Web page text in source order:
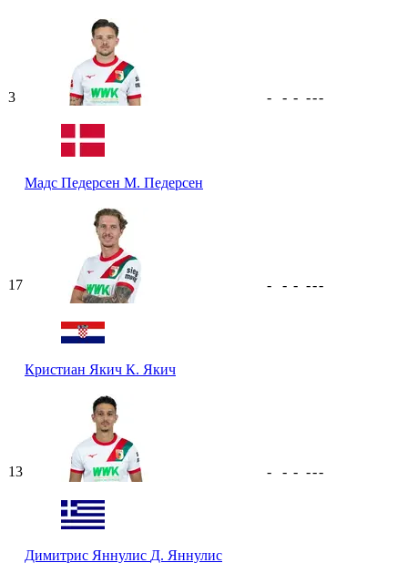
3
Мадс Педерсен М. Педерсен
- - - ---
17
Кристиан Якич К. Якич
- - - ---
13
Димитрис Яннулис Д. Яннулис
- - - ---